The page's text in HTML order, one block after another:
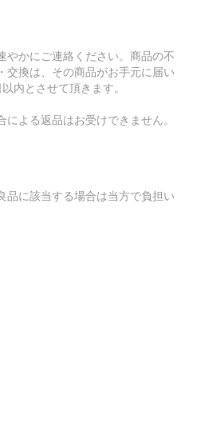
やかにご連絡ください。商品の不
交換は、その商品がお手元に届い
内とさせて頂きます。
による返品はお受けできません。
品に該当する場合は当方で負担い